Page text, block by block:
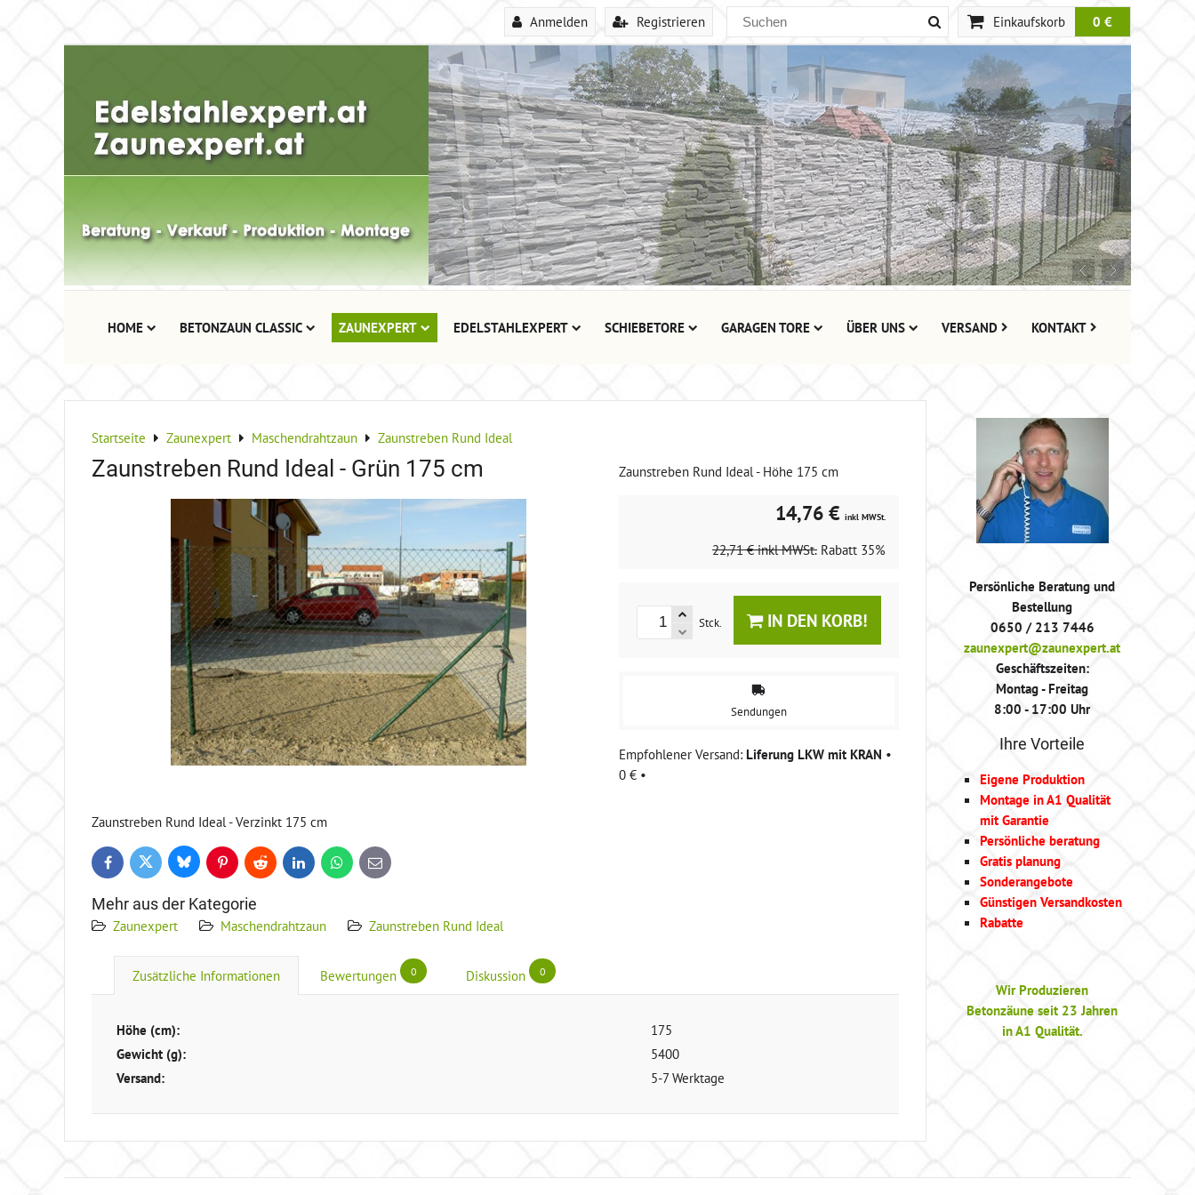
Anmelden Registrieren Einkaufskorb 0 €
HOME BETONZAUN CLASSIC ZAUNEXPERT EDELSTAHLEXPERT SCHIEBETORE GARAGEN TORE ÜBER UNS VERSAND KONTAKT
Startseite Zaunexpert Maschendrahtzaun Zaunstreben Rund Ideal
Zaunstreben Rund Ideal - Grün 175 cm Zaunstreben Rund Ideal - Höhe 175 cm
14,76 € inkl MWSt.
22,71 € inkl MWSt. Rabatt 35%
Stck. IN DEN KORB!
Sendungen
Liferung LKW mit KRAN •
0 € •
Zaunstreben Rund Ideal - Verzinkt 175 cm
FacebookTwitter BlueskyPinterestReddit LinkedInWhatsApp
E-
mail
Mehr aus der Kategorie
Zaunexpert Maschendrahtzaun Zaunstreben Rund Ideal
Zusätzliche Informationen Bewertungen 0 Diskussion 0
Höhe (cm):
175
Gewicht (g):
5400
Versand:
5-7 Werktage
Persönliche Beratung und
Bestellung
0650 / 213 7446
zaunexpert@zaunexpert.at
Geschäftszeiten:
Montag - Freitag
8:00 - 17:00 Uhr
Ihre Vorteile
Eigene Produktion
Montage in A1 Qualität
mit Garantie
Persönliche beratung
Gratis planung
Sonderangebote
Günstigen Versandkosten
Rabatte
Wir Produzieren
Betonzäune seit 23 Jahren
in A1 Qualität.